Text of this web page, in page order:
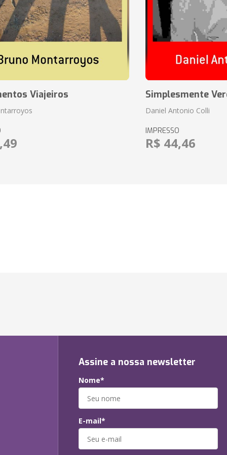
Viajeiros Simplesmente
Daniel Antonio Colli
IMPRESSO
R$ 44,46
Assine a nossa newsletter
Nome*
E-mail*